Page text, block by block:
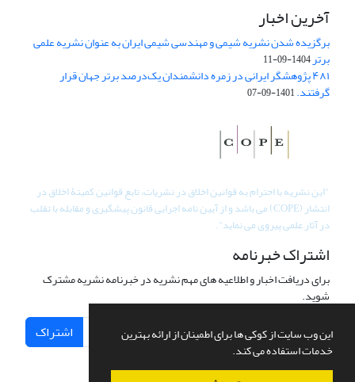
این وب سایت از کوکی ها برای اطمینان از ارائه بهترین
خدمات استفاده می کند.
آخرین اخبار
برگزیده شدن نشریه شیمی و مهندسی شیمی ایران به عنوان نشریه علمی
برتر1404-09-11
۴۸۱ پژوهشگر ایرانی در زمره دانشمندان یک‌درصد برتر جهان قرار
گرفتند.1401-09-07
"این نشریه با احترام به قوانین اخلاق در نشریات، تابع قوانین کمیتۀ اخلاق در
انتشار (COPE) می باشد و از آیین نامه اجرایی قانون پیشگیری و مقابله با تقلب
در آثار علمی پیروی می نماید".
اشتراک خبرنامه
برای دریافت اخبار و اطلاعیه های مهم نشریه در خبرنامه نشریه مشترک
شوید.
اشتراک